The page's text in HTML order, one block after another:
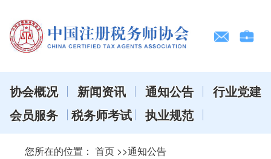
协会概况 新闻资讯 通知公告
行业党建
会员服务
税务师考试 执业规范
您所在的位置： 首页 >>通知公告